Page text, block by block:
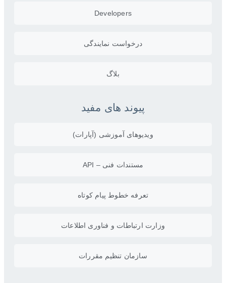
Developers
درخواست نمایندگی
بلاگ
پیوند های مفید
ویدیو‌های آموزشی (آپارات)
مستندات فنی – API
تعرفه خطوط پیام کوتاه
وزارت ارتباطات و فناوری اطلاعات
سازمان تنظیم مقررات